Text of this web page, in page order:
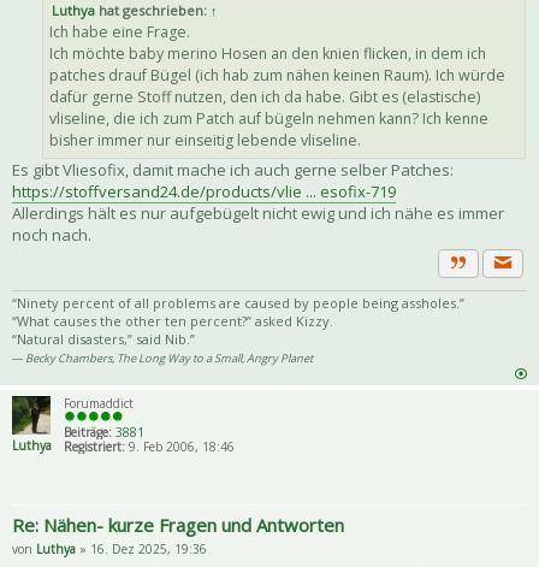
Luthya hat geschrieben: ↑
Ich habe eine Frage.
Ich möchte baby merino Hosen an den knien flicken, in dem ich
patches drauf Bügel (ich hab zum nähen keinen Raum). Ich würde
dafür gerne Stoff nutzen, den ich da habe. Gibt es (elastische)
vliseline, die ich zum Patch auf bügeln nehmen kann? Ich kenne
bisher immer nur einseitig lebende vliseline.
Es gibt Vliesofix, damit mache ich auch gerne selber Patches:
https://stoffversand24.de/products/vlie ... esofix-719
Allerdings hält es nur aufgebügelt nicht ewig und ich nähe es immer
noch nach.
Zitat
“Ninety percent of all problems are caused by people being assholes.”
“What causes the other ten percent?” asked Kizzy.
“Natural disasters,” said Nib.”
― Becky Chambers, The Long Way to a Small, Angry Planet
Luthya
Forumaddict
Beiträge: 3881
Registriert: 9. Feb 2006, 18:46
Re: Nähen- kurze Fragen und Antworten
von Luthya » 16. Dez 2025, 19:36